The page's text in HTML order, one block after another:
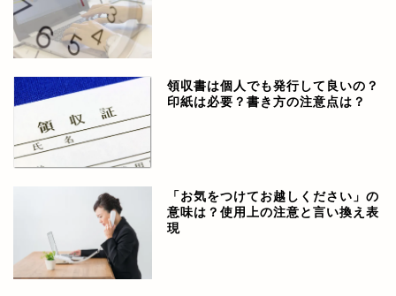
領収書は個人でも発行して良いの？
印紙は必要？書き方の注意点は？
「お気をつけてお越しください」の
意味は？使用上の注意と言い換え表
現